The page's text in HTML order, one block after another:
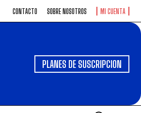
CONTACTO SOBRE NOSOTROS MI CUENTA
PLANES DE SUSCRIPCION